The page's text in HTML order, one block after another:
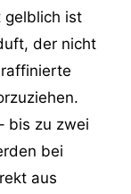
gelblich ist
der nicht
bis zu zwei
bei
aus